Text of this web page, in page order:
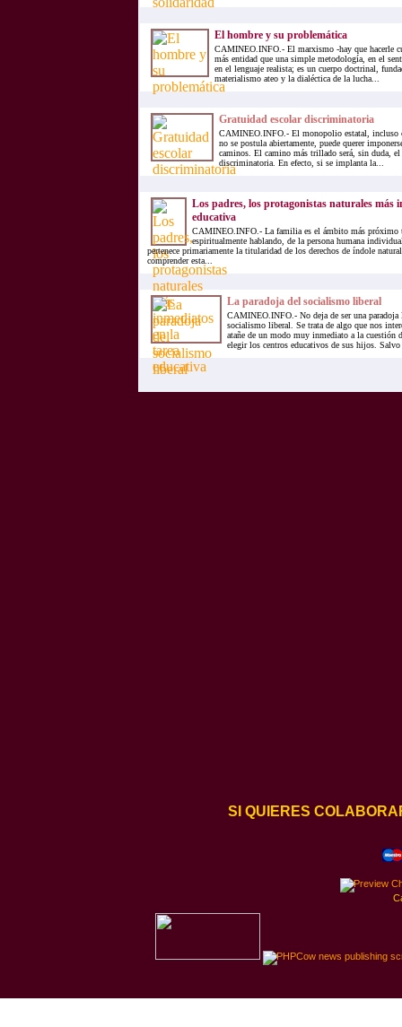
El hombre y su problemática
CAMINEO.INFO.- El marxismo -hay que hacerle
más entidad que una simple metodología, en el
en el lenguaje realista; es un cuerpo doctrinal,
materialismo ateo y la dialéctica de la lucha...
Gratuidad escolar discriminatoria
CAMINEO.INFO.- El monopolio estatal, incluso
no se postula abiertamente, puede querer
caminos. El camino más trillado será, sin duda, el
discriminatoria. En efecto, si se implanta la...
Los padres, los protagonistas naturales más
educativa
CAMINEO.INFO.- La familia es el ámbito más próximo
espiritualmente hablando, de la persona humana
pertenece primariamente la titularidad de los derechos de índole
comprender esta...
La paradoja del socialismo liberal
CAMINEO.INFO.- No deja de ser una paradoja
socialismo liberal. Se trata de algo que nos
atañe de un modo muy inmediato a la cuestión
elegir los centros educativos de sus hijos. Salvo
SI QUIERES